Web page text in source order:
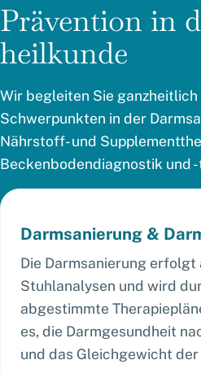
Prävention in
heilkunde
Wir begleiten Sie ganzheitlich
Schwerpunkten in der
Nährstoff- und
Beckenbodendiagnostik und
Darmsanierung &
Die Darmsanierung
Stuhlanalysen und wird
abgestimmte
es, die Darmgesundheit
und das Gleichgewicht